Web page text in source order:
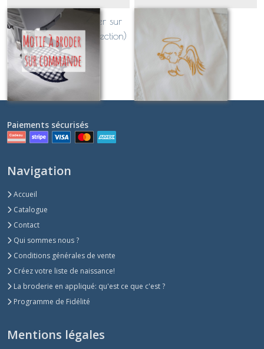
option motif à broder sur
commande (hors collection)
À partir de Sur demande
Paiements sécurisés
Navigation
Accueil
Catalogue
Contact
Qui sommes nous ?
Conditions générales de vente
Créez votre liste de naissance!
La broderie en appliqué: qu'est ce que c'est ?
Programme de Fidélité
Mentions légales